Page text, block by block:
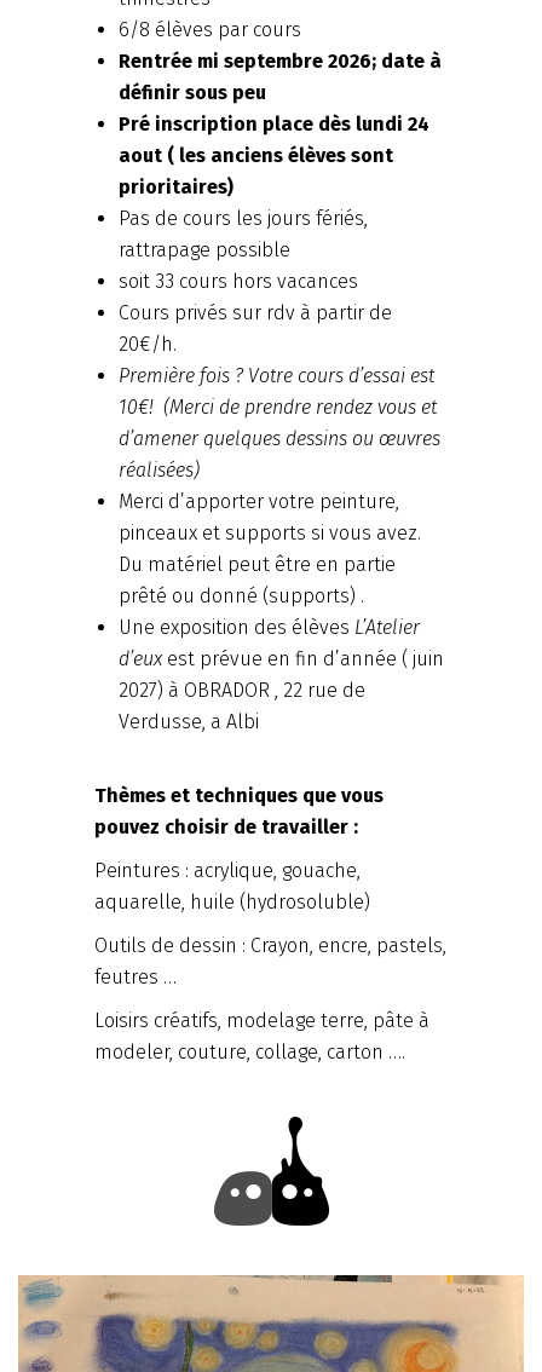
6/8 élèves par cours
Rentrée mi septembre 2026; date à
définir sous peu
Pré inscription place dès lundi 24
aout ( les anciens élèves sont
prioritaires)
Pas de cours les jours fériés,
rattrapage possible
soit 33 cours hors vacances
Cours privés sur rdv à partir de
20€/h.
Première fois ? Votre cours d’essai est
10€! (Merci de prendre rendez vous et
d’amener quelques dessins ou œuvres
réalisées)
Merci d’apporter votre peinture,
pinceaux et supports si vous avez.
Du matériel peut être en partie
prêté ou donné (supports) .
Une exposition des élèves L’Atelier
d’euxest prévue en fin d’année ( juin
2027) à OBRADOR , 22 rue de
Verdusse, a Albi
Thèmes et techniques que vous
pouvez choisir de travailler :
Peintures : acrylique, gouache,
aquarelle, huile (hydrosoluble)
Outils de dessin : Crayon, encre, pastels,
feutres …
Loisirs créatifs, modelage terre, pâte à
modeler, couture, collage, carton ….